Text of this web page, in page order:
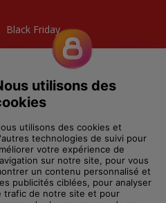
Black Friday
Contactez nous
Cookies